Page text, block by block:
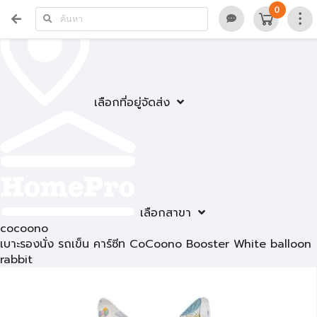
เลือกที่อยู่จัดส่ง
เลือกสาขา
0
cocoono
เบาะรองนั่ง รถเข็น คาร์ซีท CoCoono Booster White balloon
rabbit